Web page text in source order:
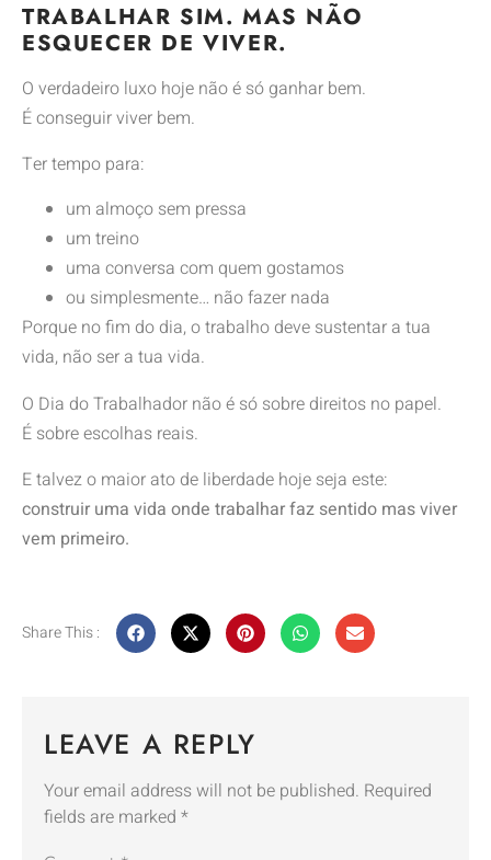
TRABALHAR SIM. MAS NÃO
ESQUECER DE VIVER.
O verdadeiro luxo hoje não é só ganhar bem.
É conseguir viver bem.
Ter tempo para:
um almoço sem pressa
um treino
uma conversa com quem gostamos
ou simplesmente… não fazer nada
Porque no fim do dia, o trabalho deve sustentar a tua
vida, não ser a tua vida.
O Dia do Trabalhador não é só sobre direitos no papel.
É sobre escolhas reais.
E talvez o maior ato de liberdade hoje seja este:
construir uma vida onde trabalhar faz sentido mas viver
vem primeiro.
Share This :
LEAVE A REPLY
Your email address will not be published. Required
fields are marked *